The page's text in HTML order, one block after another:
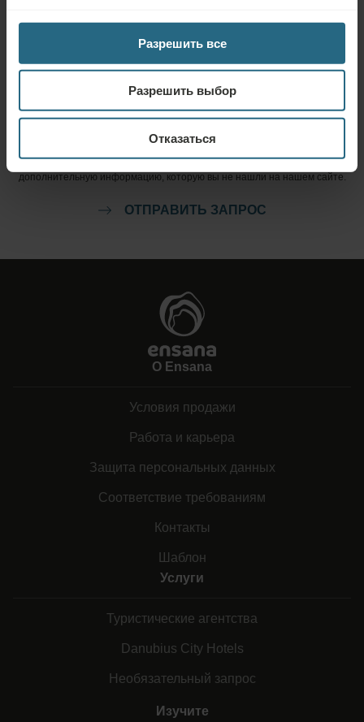
Разрешить все
Разрешить выбор
Отказаться
ЗАБРОНИРОВАТЬ СЕЙЧАС
Отправьте нам свой запрос, чтобы мы могли подготовить для вас
наилучшее предложение. Мы будем рады предоставить вам
дополнительную информацию, которую вы не нашли на нашем сайте.
ОТПРАВИТЬ ЗАПРОС
О Ensana
Условия продажи
Работа и карьера
Защита персональных данных
Соответствие требованиям
Контакты
Шаблон
Услуги
Туристические агентства
Danubius City Hotels
Необязательный запрос
Изучите